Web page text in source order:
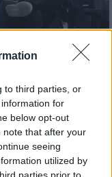
to third parties, or
for
below opt-out
note that after your
seeing
utilized by
Google
στο